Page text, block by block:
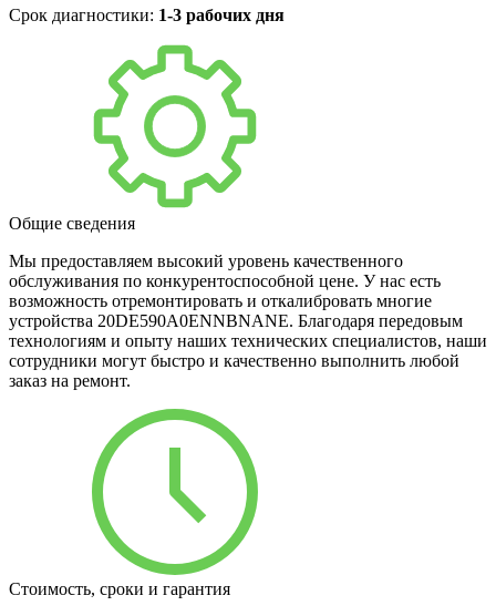
Срок диагностики: 1-3 рабочих дня
Общие сведения
Мы предоставляем высокий уровень качественного
обслуживания по конкурентоспособной цене. У нас есть
возможность отремонтировать и откалибровать многие
устройства 20DE590A0ENNBNANE. Благодаря передовым
технологиям и опыту наших технических специалистов, наши
сотрудники могут быстро и качественно выполнить любой
заказ на ремонт.
Стоимость, сроки и гарантия